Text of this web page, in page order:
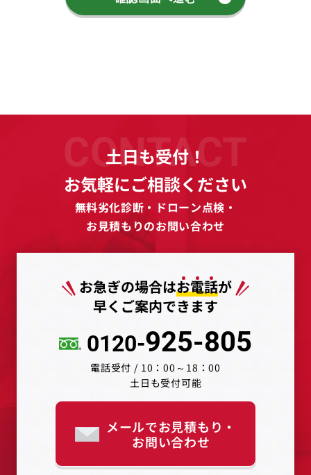
CONTACT
土日も受付！
お気軽にご相談ください
無料劣化診断・ドローン点検・
お見積もりのお問い合わせ
お急ぎの場合はお電話が
早くご案内できます
0120-925-805
電話受付 / 10：00～18：00
土日も受付可能
メールでお見積もり・
お問い合わせ